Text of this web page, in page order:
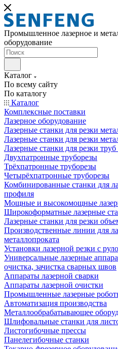
Промышленное лазерное и
оборудование
Каталог
По всему сайту
По каталогу
Каталог
Комплексные поставки
Лазерное оборудование
Лазерные станки для резки
Лазерные станки для резки
Лазерные станки для резки
Двухпатронные труборезы
Трёхпатронные труборезы
Четырёхпатронные труборезы
Комбинированные станки для
профиля
Мощные и высокомощные
Широкоформатные лазерные
Лазерные станки для резки
Производственные линии для
металлопроката
Установки лазерной резки с
Универсальные лазерные
очистка, зачистка сварных швов
Аппараты лазерной сварки
Аппараты лазерной очистки
Промышленные лазерные
Автоматизация производства
Металлообрабатывающее
Шлифовальные станки для
Листогибочные прессы
Панелегибочные станки